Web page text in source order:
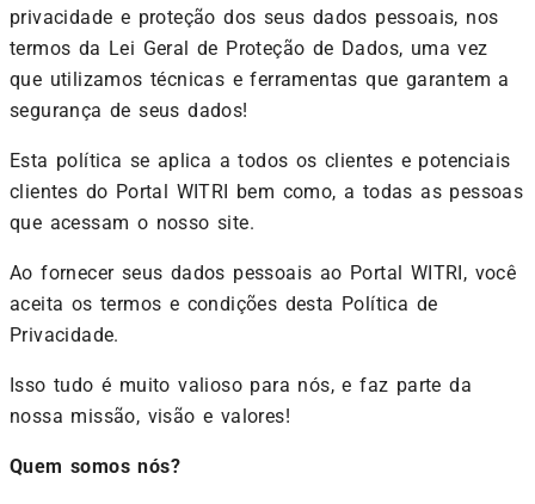
privacidade e proteção dos seus dados pessoais, nos
termos da Lei Geral de Proteção de Dados, uma vez
que utilizamos técnicas e ferramentas que garantem a
segurança de seus dados!
Esta política se aplica a todos os clientes e potenciais
clientes do Portal WITRI bem como, a todas as pessoas
que acessam o nosso site.
Ao fornecer seus dados pessoais ao Portal WITRI, você
aceita os termos e condições desta Política de
Privacidade.
Isso tudo é muito valioso para nós, e faz parte da
nossa missão, visão e valores!
Quem somos nós?